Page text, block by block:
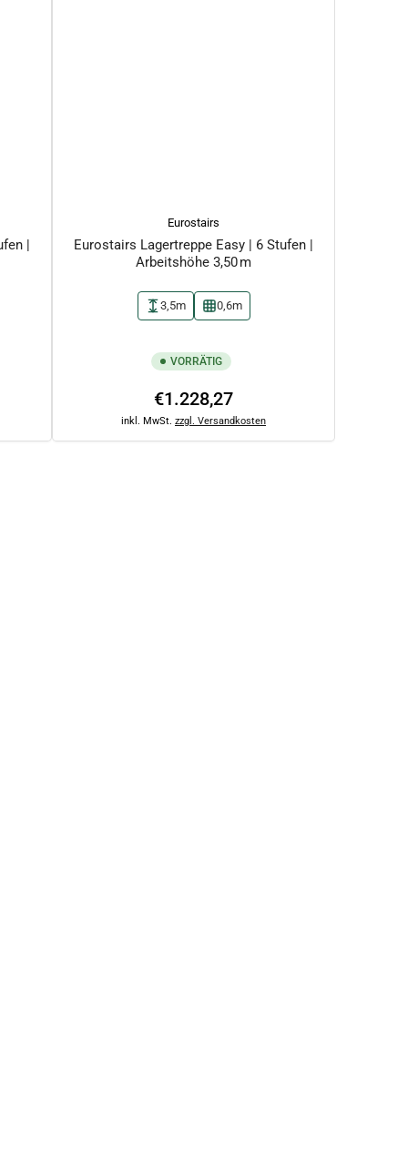
|
Eurostairs
Eurostairs Lagertreppe Easy | 6 Stufen |
Arbeitshöhe 3,50 m
3,5m 0,6m
VORRÄTIG
Normaler
Preis
€1.228,27
inkl. MwSt. zzgl. Versandkosten